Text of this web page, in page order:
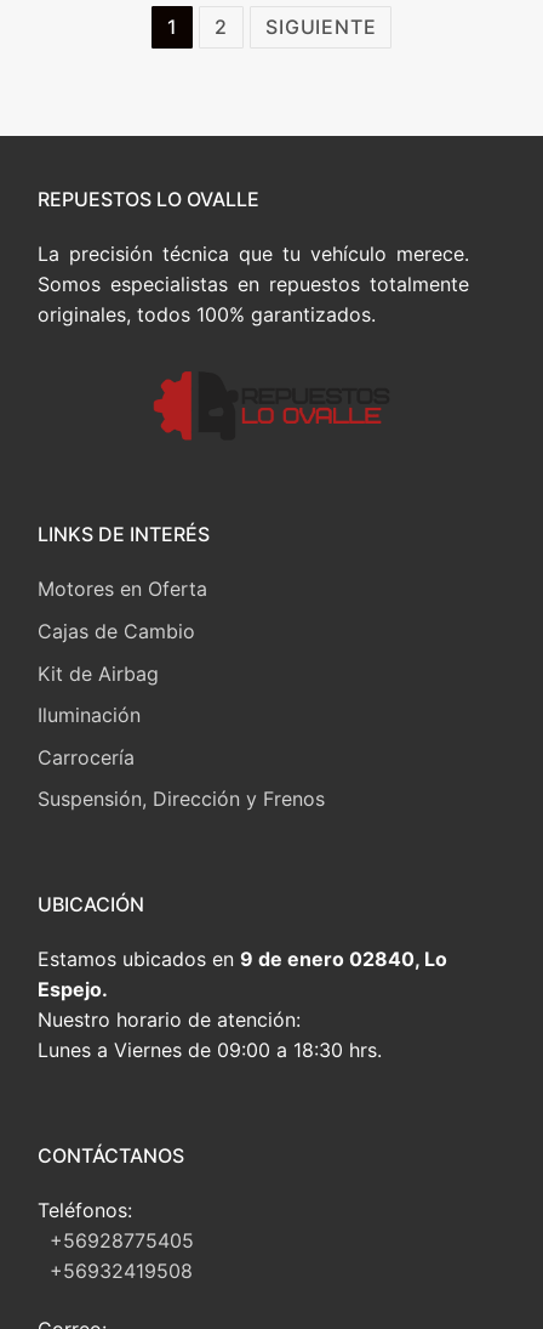
Paginación
1 2 SIGUIENTE
REPUESTOS LO OVALLE
La precisión técnica que tu vehículo merece.
Somos especialistas en repuestos totalmente
originales, todos 100% garantizados.
LINKS DE INTERÉS
Motores en Oferta
Cajas de Cambio
Kit de Airbag
Iluminación
Carrocería
Suspensión, Dirección y Frenos
UBICACIÓN
Estamos ubicados en 9 de enero 02840, Lo
Espejo.
Nuestro horario de atención:
Lunes a Viernes de 09:00 a 18:30 hrs.
CONTÁCTANOS
Teléfonos:
+56928775405
+56932419508